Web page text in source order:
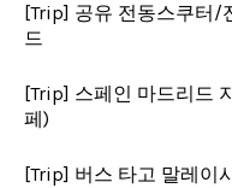
[Trip] 공유 전동스쿠터/
드
[Trip] 스페인 마드리드
페)
[Trip] 버스 타고 말레이